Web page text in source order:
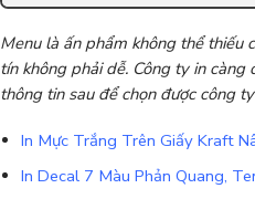
Menu là ấn phẩm không thể thiếu
tín không phải dễ. Công ty in
thông tin sau để chọn được công
In Mực Trắng Trên Giấy Kraft
In Decal 7 Màu Phản Quang,